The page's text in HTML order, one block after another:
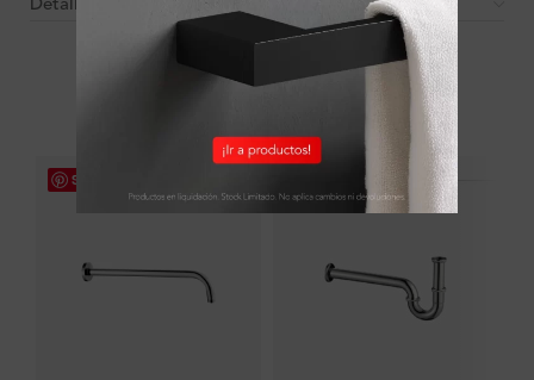
Detalles y Material
OTROS PRODUCTOS QUE PUEDEN
INTERESARTE
Save